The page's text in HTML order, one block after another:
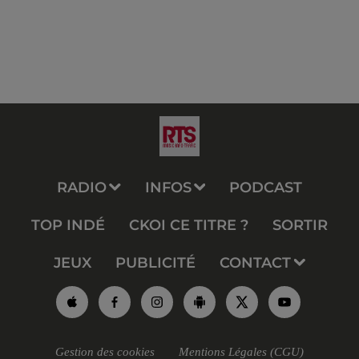
RADIO INFOS PODCAST
TOP INDÉ CKOI CE TITRE ? SORTIR
JEUX PUBLICITÉ CONTACT
Gestion des cookies Mentions Légales (CGU)